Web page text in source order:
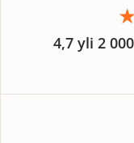
4,7 yli 2